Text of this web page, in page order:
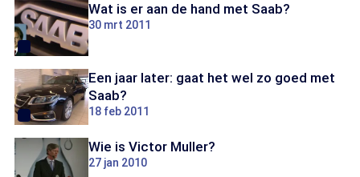
Wat is er aan de hand met Saab?
30 mrt 2011
Een jaar later: gaat het wel zo goed met
Saab?
18 feb 2011
Wie is Victor Muller?
27 jan 2010